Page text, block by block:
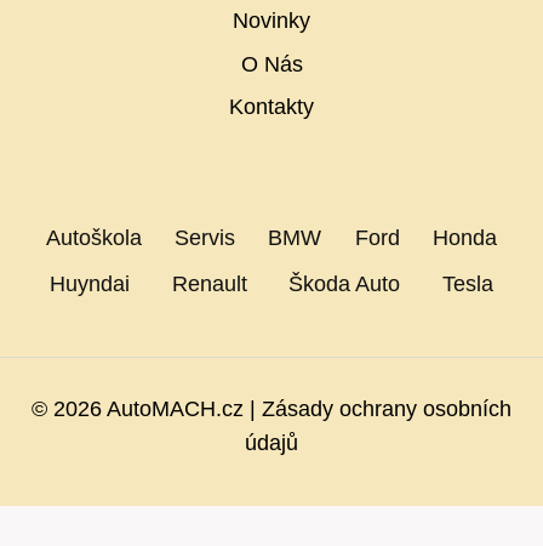
Novinky
O Nás
Kontakty
Autoškola Servis BMW Ford
Honda
Huyndai
Renault Škoda Auto Tesla
© 2026 AutoMACH.cz | Zásady ochrany osobních
údajů